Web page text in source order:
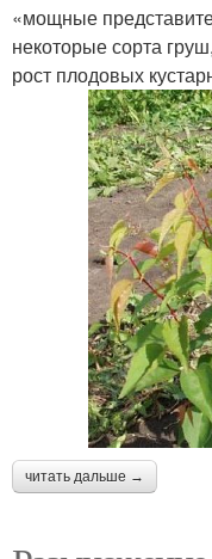
«мощные
некоторые сорта
рост плодовых
читать дальше →